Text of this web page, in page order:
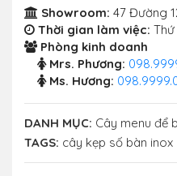
Showroom: 47 Đường
Thời gian làm việc:
Phòng kinh doanh
Mrs. Phương:
Ms. Hương:
DANH MỤC: Cây menu để
TAGS: cây kẹp số bàn inox